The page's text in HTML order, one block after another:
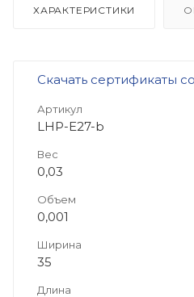
ХАРАКТЕРИСТИКИ
Скачать сертификаты
Артикул
LHP-E27-b
Вес
0,03
Объем
0,001
Ширина
35
Длина